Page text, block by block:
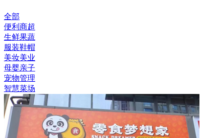
全部
便利商超
生鲜果蔬
服装鞋帽
美妆美业
母婴亲子
宠物管理
智慧菜场